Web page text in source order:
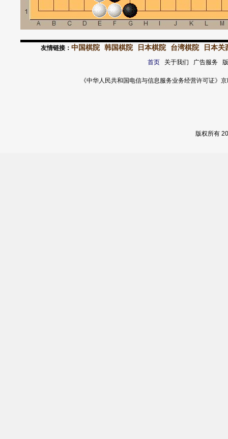
友情链接： 中国棋院 韩国棋院 日本棋院 台湾棋院 日本关
首页关于我们 广告服务
《中华人民共和国电信与信息服务业务经营许可证
版权所有